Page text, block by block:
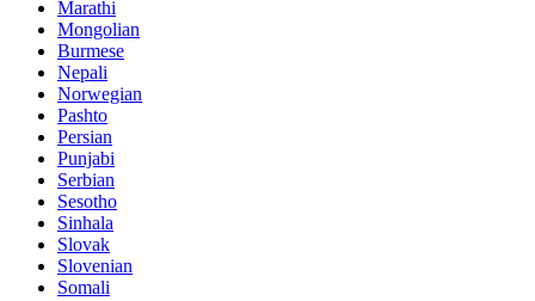
Marathi
Mongolian
Burmese
Nepali
Norwegian
Pashto
Persian
Punjabi
Serbian
Sesotho
Sinhala
Slovak
Slovenian
Somali